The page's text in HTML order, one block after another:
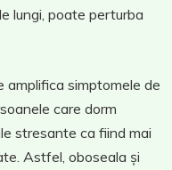
lungi, poate perturba
amplifica simptomele de
care dorm
stresante ca fiind mai
Astfel, oboseala și